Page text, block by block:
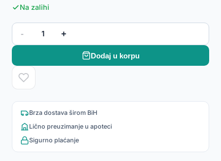
Na zalihi
- 1 +
Dodaj u korpu
Brza dostava širom BiH
Lično preuzimanje u apoteci
Sigurno plaćanje